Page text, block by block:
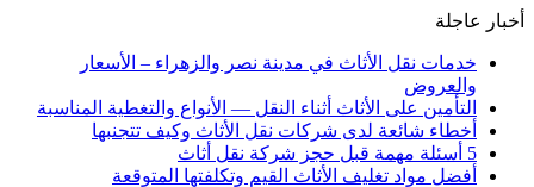
أخبار عاجلة
خدمات نقل الأثاث في مدينة نصر والزهراء – الأسعار
والعروض
التأمين على الأثاث أثناء النقل — الأنواع والتغطية المناسبة
أخطاء شائعة لدى شركات نقل الأثاث وكيف تتجنبها
5 أسئلة مهمة قبل حجز شركة نقل أثاث
أفضل مواد تغليف الأثاث القيم وتكلفتها المتوقعة